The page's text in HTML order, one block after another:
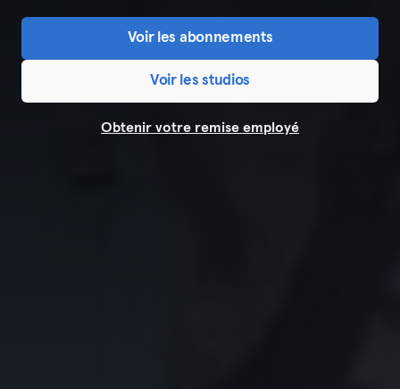
Voir les abonnements
Voir les studios
Obtenir votre remise employé